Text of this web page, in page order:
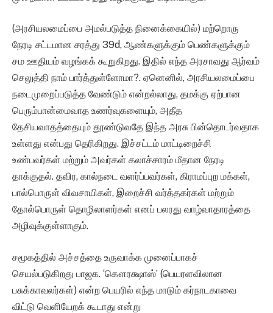
(அரசியலமைப்பை அமல்படுத்த நினைக்கையில்) மற்றொரு
நேரடி சட்டமான சரத்து 39d, ஆண்களுக்கும் பெண்களுக்கும்
சம ஊதியம் வழங்கக் கூறுகிறது. இதில் எந்த அரசாவது ஆர்வம்
செலுத்தி நாம் பார்த்துள்ளோமா?. ஏனெனில், அரசியலமைப்பை
நடைமுறைப்படுத்த வேண்டும் என்றல்லாது, தமக்கு ஏற்பான
பெரும்பான்மைவாத உணர்வுகளையும், அதீத
தேசியவாதத்தையும் தூண்டுவதே இந்த அரசு பின்தொடர்வதாக
உள்ளது என்பது தெரிகிறது. இச்சட்டம் மாட்டிறைச்சி
உண்பவர்கள் மற்றும் அவர்கள் கலாச்சாரம் மீதான நேரடி
தாக்குதல். தவிர, கால்நடை வளர்ப்பவர்கள், கிராமப்புற மக்கள்,
பால்பொருள் விவசாயிகள், இறைச்சி வர்த்தகர்கள் மற்றும்
தோல்பொருள் தொழிலாளர்கள் எனப் பலரது வாழ்வாதாரத்தை
அழிவுக்குள்ளாகும்.
சமூகத்தில் அச்சத்தை உருவாக்க முனைப்பாகச்
செயல்படுகிறது பாஜக. ‘கௌரக்ஷாஸ்’ (பெயரளவிலான
பசுக்காவலர்கள்) என்ற பெயரில் எந்த மாடும் கர்நாடகாவை
விட்டு வெளியேறக் கூடாது என்று